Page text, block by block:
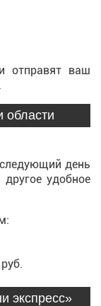
отправят ваш
области
день
удобное
экспресс»